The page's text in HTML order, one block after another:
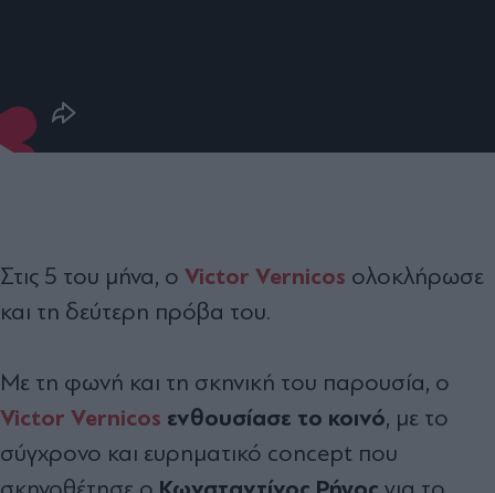
Στις 5 του μήνα, ο Victor Vernicos ολοκλήρωσε
και τη δεύτερη πρόβα του.
Με τη φωνή και τη σκηνική του παρουσία, ο
Victor Vernicos ενθουσίασε το κοινό, με το
σύγχρονο και ευρηματικό concept που